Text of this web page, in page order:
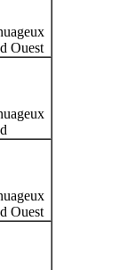
Ouest
Ouest